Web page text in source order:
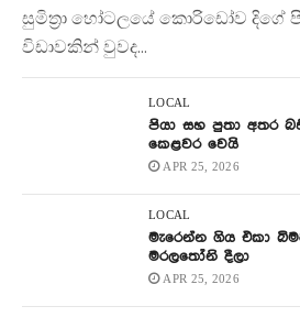
සුමිත්‍රා හෝටලයේ කොරිඩෝව දිගේ
විඩාවකින් වුවද...
LOCAL
පියා සහ පුතා අතර
කෙළවර වෙයි
APR 25, 2026
LOCAL
මැරෙන්න ගිය එකා
මරලතෝනි දීලා
APR 25, 2026